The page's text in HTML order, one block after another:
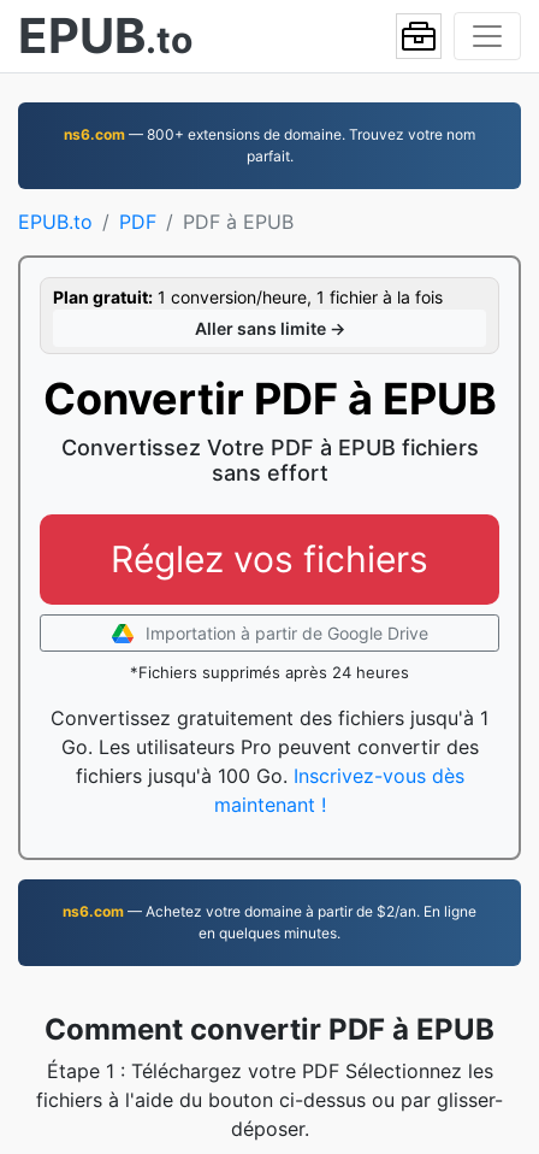
EPUB.to
ns6.com — 800+ extensions de domaine. Trouvez votre nom
parfait.
EPUB.to PDF PDF à EPUB
Plan gratuit: 1 conversion/heure, 1 fichier à la fois
Aller sans limite →
Convertir PDF à EPUB
Convertissez Votre PDF à EPUB fichiers
sans effort
Réglez vos fichiers
Importation à partir de Google Drive
*Fichiers supprimés après 24 heures
Convertissez gratuitement des fichiers jusqu'à 1
Go. Les utilisateurs Pro peuvent convertir des
fichiers jusqu'à 100 Go. Inscrivez-vous dès
maintenant !
ns6.com — Achetez votre domaine à partir de $2/an. En ligne
en quelques minutes.
Comment convertir PDF à EPUB
Étape 1 : Téléchargez votre PDF Sélectionnez les
fichiers à l'aide du bouton ci-dessus ou par glisser-
déposer.